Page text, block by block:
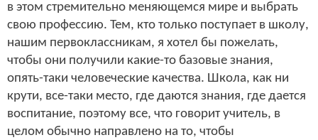
в этом стремительно меняющемся мире и выбрать
свою профессию. Тем, кто только поступает в школу,
нашим первоклассникам, я хотел бы пожелать,
чтобы они получили какие-то базовые знания,
опять-таки человеческие качества. Школа, как ни
крути, все-таки место, где даются знания, где дается
воспитание, поэтому все, что говорит учитель, в
целом обычно направлено на то, чтобы